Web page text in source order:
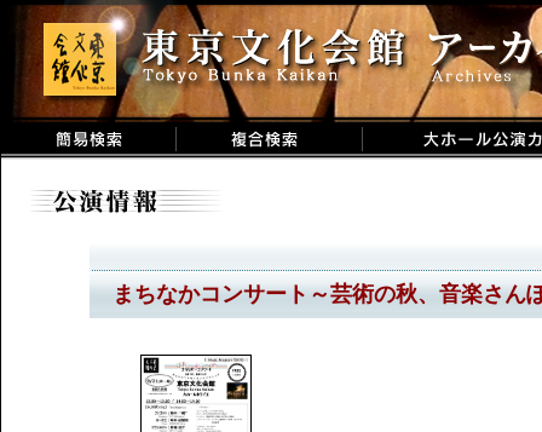
まちなかコンサート～芸術の秋、音楽さん